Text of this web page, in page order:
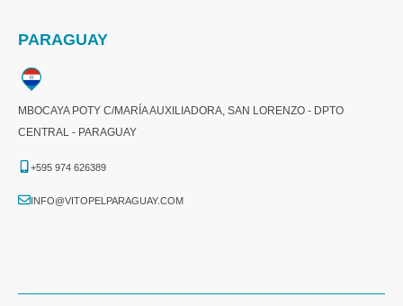
PARAGUAY
MBOCAYA POTY C/MARÍA AUXILIADORA, SAN LORENZO - DPTO
CENTRAL - PARAGUAY
+595 974 626389
INFO@VITOPELPARAGUAY.COM